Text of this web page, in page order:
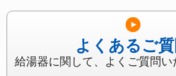
よくあるご質
給湯器に関して、よくご質問い